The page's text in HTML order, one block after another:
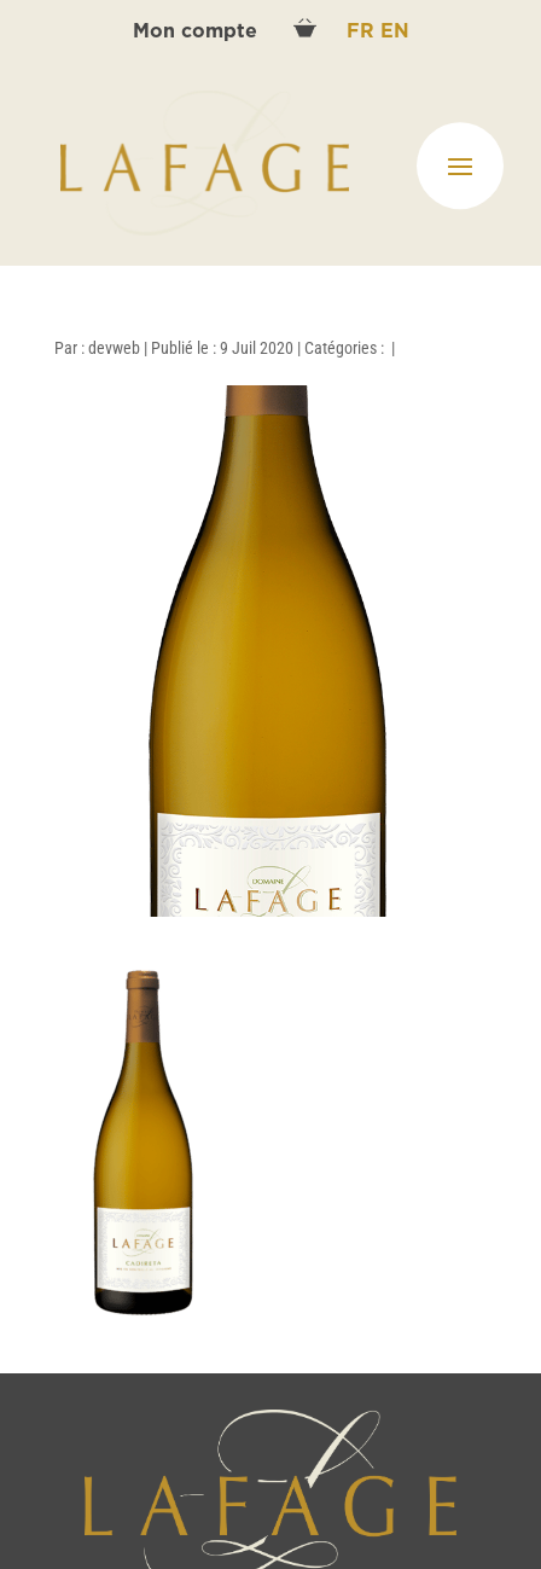
Mon compte FR EN
Par :devweb | Publié le : 9 Juil 2020 | Catégories : |